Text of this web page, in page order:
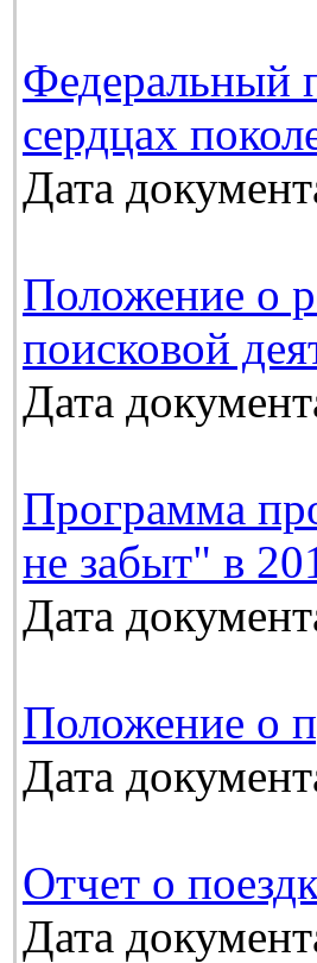
Федеральный
сердцах
Дата
Положение о
поисковой
Дата
Программа
не забыт" в
Дата
Положение о
Дата
Отчет о
Дата